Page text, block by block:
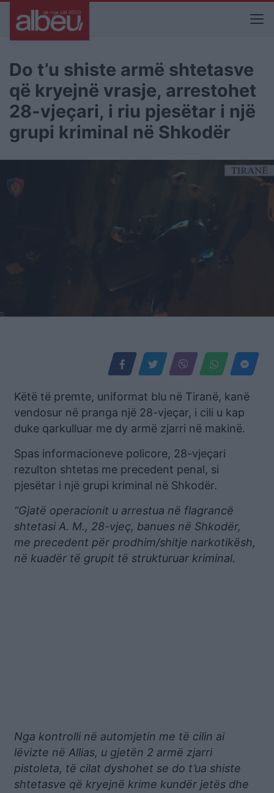
Do t’u shiste armë shtetasve
që kryejnë vrasje, arrestohet
28-vjeçari, i riu pjesëtar i një
grupi kriminal në Shkodër
Këtë të premte, uniformat blu në Tiranë, kanë
vendosur në pranga një 28-vjeçar, i cili u kap
duke qarkulluar me dy armë zjarri në makinë.
Spas informacioneve policore, 28-vjeçari
rezulton shtetas me precedent penal, si
pjesëtar i një grupi kriminal në Shkodër.
“Gjatë operacionit u arrestua në flagrancë
shtetasi A. M., 28-vjeç, banues në Shkodër,
me precedent për prodhim/shitje narkotikësh,
në kuadër të grupit të strukturuar kriminal.
Nga kontrolli në automjetin me të cilin ai
lëvizte në Allias, u gjetën 2 armë zjarri
pistoleta, të cilat dyshohet se do t’ua shiste
shtetasve që kryejnë krime kundër jetës dhe